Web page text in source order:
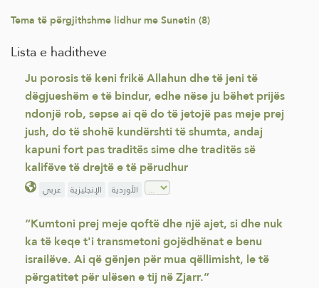
Tema të përgjithshme lidhur me Sunetin (8)
Lista e haditheve
Ju porosis të keni frikë Allahun dhe të jeni të
dëgjueshëm e të bindur, edhe nëse ju bëhet prijës
ndonjë rob, sepse ai që do të jetojë pas meje prej
jush, do të shohë kundërshti të shumta, andaj
kapuni fort pas traditës sime dhe traditës së
kalifëve të drejtë e të përudhur
عربي الإنجليزية الأوردية
“Kumtoni prej meje qoftë dhe një ajet, si dhe nuk
ka të keqe t'i transmetoni gojëdhënat e benu
israilëve. Ai që gënjen për mua qëllimisht, le të
përgatitet për ulësen e tij në Zjarr.”